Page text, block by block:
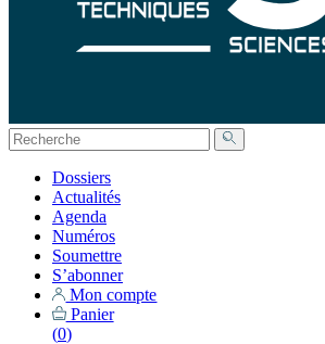
Dossiers
Actualités
Agenda
Numéros
Soumettre
S’abonner
Mon compte
Panier
(0)